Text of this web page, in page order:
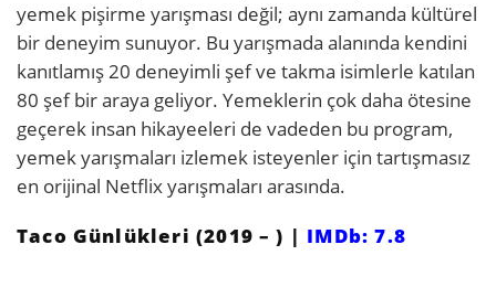
yemek pişirme yarışması değil; aynı zamanda kültürel
bir deneyim sunuyor. Bu yarışmada alanında kendini
kanıtlamış 20 deneyimli şef ve takma isimlerle katılan
80 şef bir araya geliyor. Yemeklerin çok daha ötesine
geçerek insan hikayeeleri de vadeden bu program,
yemek yarışmaları izlemek isteyenler için tartışmasız
en orijinal Netflix yarışmaları arasında.
Taco Günlükleri (2019 – ) | IMDb: 7.8